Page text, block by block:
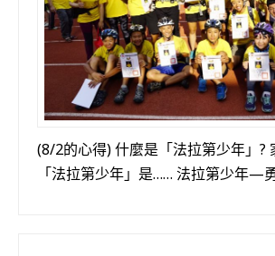
(8/2的心得) 什麼是「法拉第少年」?
「法拉第少年」是…… 法拉第少年—